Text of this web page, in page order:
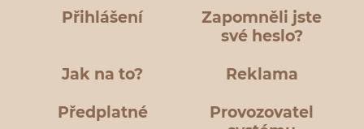
Přihlášení
Zapomněli jste
své heslo?
Jak na to? Reklama
Předplatné
Provozovatel